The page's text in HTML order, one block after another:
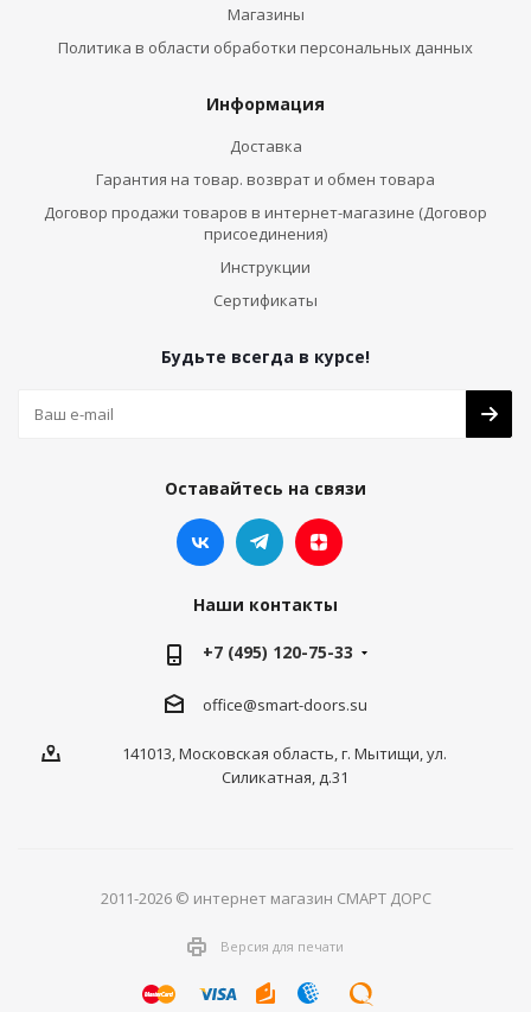
Магазины
Политика в области обработки персональных данных
Информация
Доставка
Гарантия на товар. возврат и обмен товара
Договор продажи товаров в интернет-магазине (Договор
присоединения)
Инструкции
Сертификаты
Будьте всегда в курсе!
Оставайтесь на связи
Наши контакты
+7 (495) 120-75-33
office@smart-doors.su
141013, Московская область, г. Мытищи, ул.
Силикатная, д.31
2011-2026 © интернет магазин СМАРТ ДОРС
Версия для печати